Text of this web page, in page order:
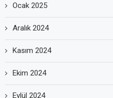
Ocak 2025
Aralık 2024
Kasım 2024
Ekim 2024
Eylül 2024